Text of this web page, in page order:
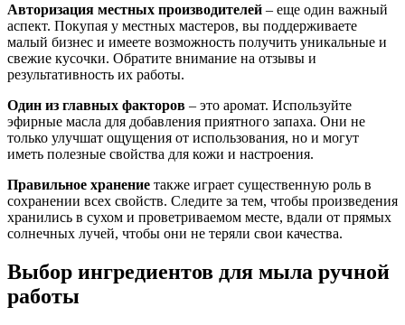
Авторизация местных производителей – еще один важный
аспект. Покупая у местных мастеров, вы поддерживаете
малый бизнес и имеете возможность получить уникальные и
свежие кусочки. Обратите внимание на отзывы и
результативность их работы.
Один из главных факторов – это аромат. Используйте
эфирные масла для добавления приятного запаха. Они не
только улучшат ощущения от использования, но и могут
иметь полезные свойства для кожи и настроения.
Правильное хранение также играет существенную роль в
сохранении всех свойств. Следите за тем, чтобы произведения
хранились в сухом и проветриваемом месте, вдали от прямых
солнечных лучей, чтобы они не теряли свои качества.
Выбор ингредиентов для мыла ручной
работы